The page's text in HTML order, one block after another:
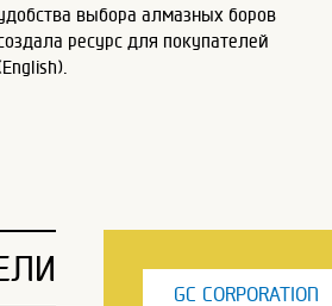
выбора алмазных боров
ресурс для покупателей
GC CORPORATION